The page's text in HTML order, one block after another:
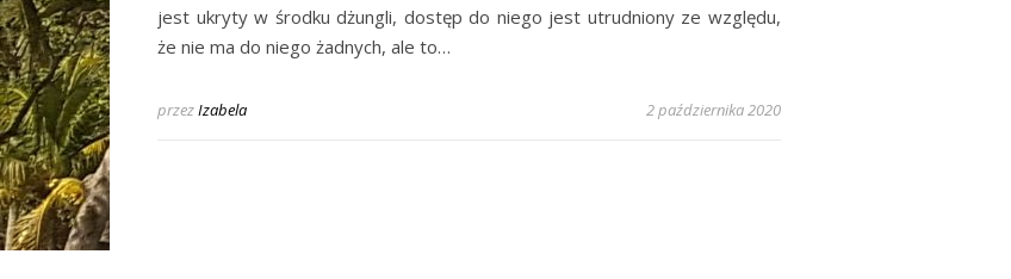
jest ukryty w środku dżungli, dostęp do niego jest utrudniony ze względu,
że nie ma do niego żadnych, ale to…
przezIzabela 2 października 2020